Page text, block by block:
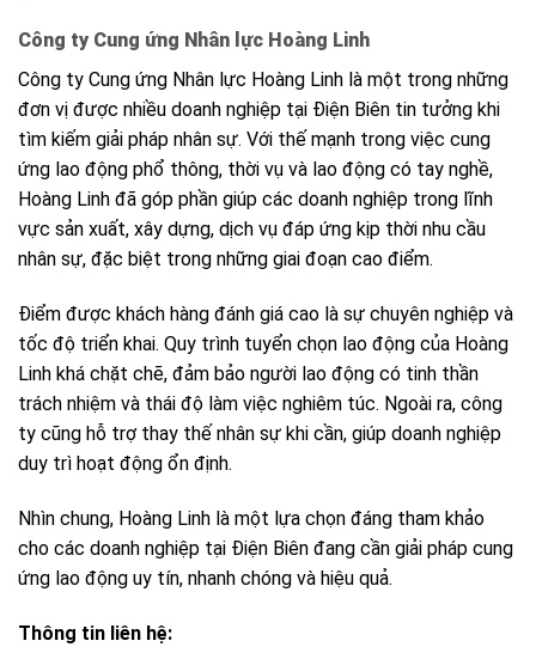
Công ty Cung ứng Nhân lực Hoàng Linh
Công ty Cung ứng Nhân lực Hoàng Linh là một trong những
đơn vị được nhiều doanh nghiệp tại Điện Biên tin tưởng khi
tìm kiếm giải pháp nhân sự. Với thế mạnh trong việc cung
ứng lao động phổ thông, thời vụ và lao động có tay nghề,
Hoàng Linh đã góp phần giúp các doanh nghiệp trong lĩnh
vực sản xuất, xây dựng, dịch vụ đáp ứng kịp thời nhu cầu
nhân sự, đặc biệt trong những giai đoạn cao điểm.
Điểm được khách hàng đánh giá cao là sự chuyên nghiệp và
tốc độ triển khai. Quy trình tuyển chọn lao động của Hoàng
Linh khá chặt chẽ, đảm bảo người lao động có tinh thần
trách nhiệm và thái độ làm việc nghiêm túc. Ngoài ra, công
ty cũng hỗ trợ thay thế nhân sự khi cần, giúp doanh nghiệp
duy trì hoạt động ổn định.
Nhìn chung, Hoàng Linh là một lựa chọn đáng tham khảo
cho các doanh nghiệp tại Điện Biên đang cần giải pháp cung
ứng lao động uy tín, nhanh chóng và hiệu quả.
Thông tin liên hệ: